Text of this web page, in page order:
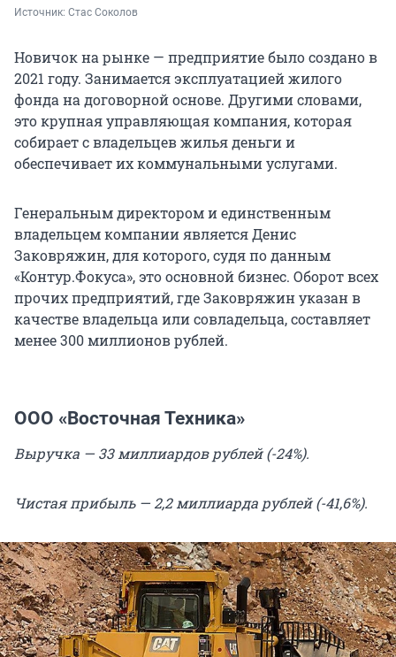
Источник: Стас Соколов
Новичок на рынке — предприятие было создано в
2021 году. Занимается эксплуатацией жилого
фонда на договорной основе. Другими словами,
это крупная управляющая компания, которая
собирает с владельцев жилья деньги и
обеспечивает их коммунальными услугами.
Генеральным директором и единственным
владельцем компании является Денис
Заковряжин, для которого, судя по данным
«Контур.Фокуса», это основной бизнес. Оборот всех
прочих предприятий, где Заковряжин указан в
качестве владельца или совладельца, составляет
менее 300 миллионов рублей.
ООО «Восточная Техника»
Выручка — 33 миллиардов рублей (-24%).
Чистая прибыль — 2,2 миллиарда рублей (-41,6%).